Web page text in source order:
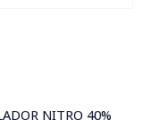
Price